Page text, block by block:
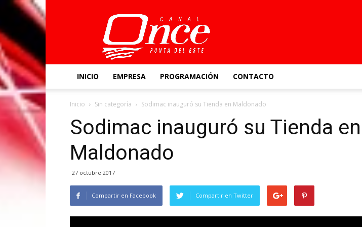
Canal
Once
INICIO EMPRESA PROGRAMACIÓN CONTACTO
Inicio Sin categoría Sodimac inauguró su Tienda en Maldonado
Sodimac inauguró su Tienda en
Maldonado
27 octubre 2017
Compartir en Facebook Compartir en Twitter